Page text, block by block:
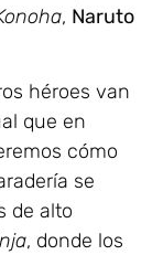
, Naruto
héroes van
que en
cómo
se
de alto
, donde los